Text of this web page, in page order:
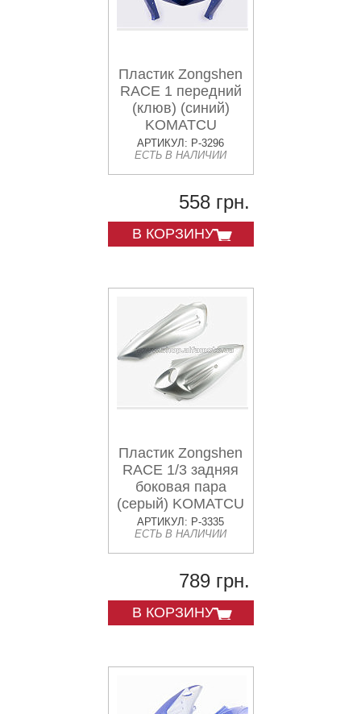
Пластик Zongshen
RACE 1 передний
(клюв) (синий)
KOMATCU
АРТИКУЛ: P-3296
ЕСТЬ В НАЛИЧИИ
558 грн.
В КОРЗИНУ
Пластик Zongshen
RACE 1/3 задняя
боковая пара
(серый) KOMATCU
АРТИКУЛ: P-3335
ЕСТЬ В НАЛИЧИИ
789 грн.
В КОРЗИНУ